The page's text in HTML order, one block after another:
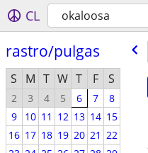
CL okaloosa
rastro/​pulgas
S M T W T F S
2 3 4 5 6 7
8
9
10 11 12 13 14 15
16 17 18 19 20 21 22